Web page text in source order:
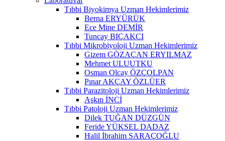
Tıbbi Biyokimya Uzman Hekimlerimiz
Berna ERYÜRÜK
Ece Mine DEMİR
Tuncay BIÇAKCI
Tıbbi Mikrobiyoloji Uzman Hekimlerimiz
Gizem GÖZAÇAN ERYILMAZ
Mehmet ULUUTKU
Osman Olcay ÖZÇOLPAN
Pınar AKÇAY ÖZLÜER
Tıbbi Parazitoloji Uzman Hekimlerimiz
Aşkın İNCİ
Tıbbi Patoloji Uzman Hekimlerimiz
Dilek TUĞAN DÜZGÜN
Feride YÜKSEL DADAZ
Halil İbrahim SARAÇOĞLU